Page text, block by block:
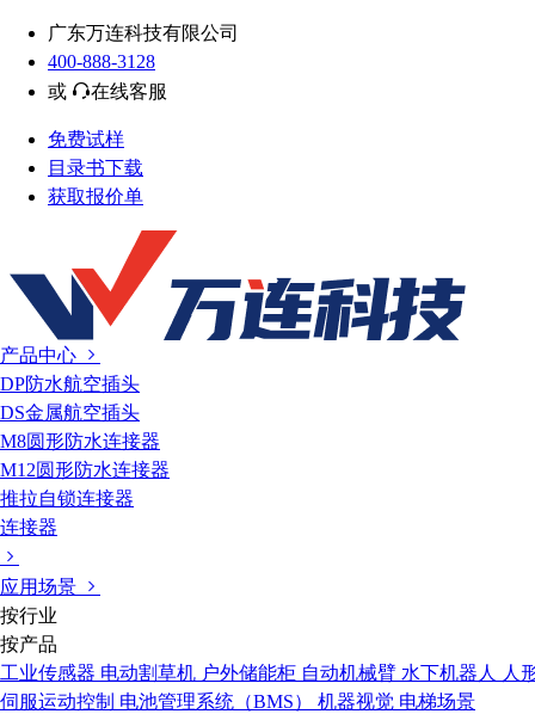
广东万连科技有限公司
400-888-3128
或
在线客服
免费试样
目录书下载
获取报价单
产品中心
DP防水航空插头
DS金属航空插头
M8圆形防水连接器
M12圆形防水连接器
推拉自锁连接器
连接器
应用场景
按行业
按产品
工业传感器 电动割草机 户外储能柜 自动机械臂 水下机器人
人
伺服运动控制 电池管理系统（BMS） 机器视觉 电梯场景